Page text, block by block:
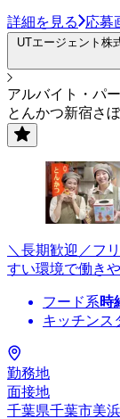
詳細を見る 応募
UTエージェント株
アルバイト・パ
とんかつ新宿さ
＼長期歓迎／フ
すい環境で働き
フード系時
キッチンス
勤務地
面接地
千葉県千葉市美